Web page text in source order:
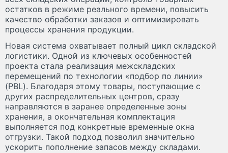
остатков в режиме реального времени, повысить
качество обработки заказов и оптимизировать
процессы хранения продукции.
Новая система охватывает полный цикл складской
логистики. Одной из ключевых особенностей
проекта стала реализация межскладских
перемещений по технологии «подбор по линии»
(PBL). Благодаря этому товары, поступающие с
других распределительных центров, сразу
направляются в заранее определенные зоны
хранения, а окончательная комплектация
выполняется под конкретные временные окна
отгрузки. Такой подход позволил значительно
ускорить пополнение запасов между складами.